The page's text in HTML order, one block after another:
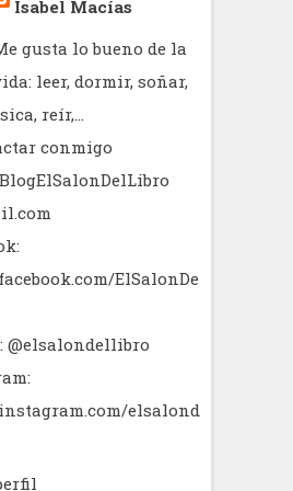
Isabel Macías
gusta lo bueno de la
leer, dormir, soñar,
reír,...
conmigo
ElSalonDe
@elsalondellibro
elsalond